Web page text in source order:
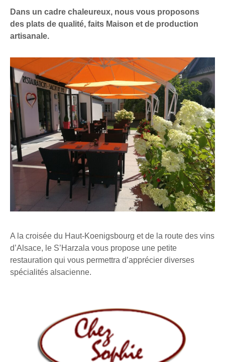
Dans un cadre chaleureux, nous vous proposons
des plats de qualité, faits Maison et de production
artisanale.
A la croisée du Haut-Koenigsbourg et de la route des vins
d’Alsace, le S’Harzala vous propose une petite
restauration qui vous permettra d’apprécier diverses
spécialités alsacienne.